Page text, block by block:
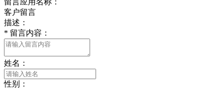
留言应用名称：
客户留言
描述：
* 留言内容：
姓名：
性别：